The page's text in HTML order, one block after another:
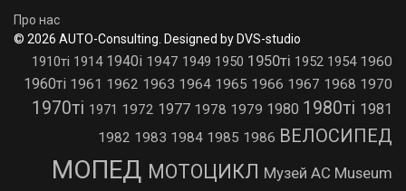
Про нас
© 2026 AUTO-Consulting. Designed by DVS-studio
1910ті 1914 1940і 1947 1949 1950 1950ті 1952 1954 1960
1960ті 1961 1962 1963 1964 1965 1966 1967 1968 1970
1970ті 1971 1972 1977 1978 1979 1980 1980ті 1981
1982 1983 1984 1985 1986 ВЕЛОСИПЕД
МОПЕД МОТОЦИКЛ Музей AC Museum